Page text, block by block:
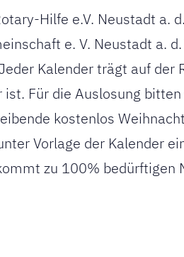
Hilfe e.V. Neustadt a.
e. V. Neustadt a.
Kalender trägt auf der
Für die Auslosung
kostenlos
Vorlage der Kalender
zu 100% bedürftigen